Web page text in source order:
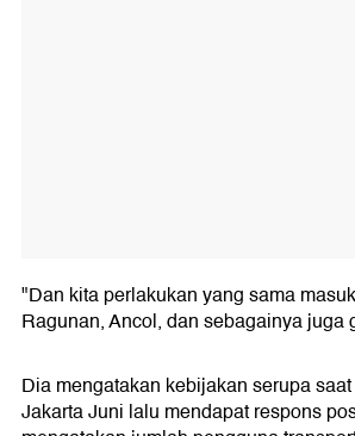
"Dan kita perlakukan yang sama
Ragunan, Ancol, dan sebagainya juga
Dia mengatakan kebijakan serupa
Jakarta Juni lalu mendapat respons